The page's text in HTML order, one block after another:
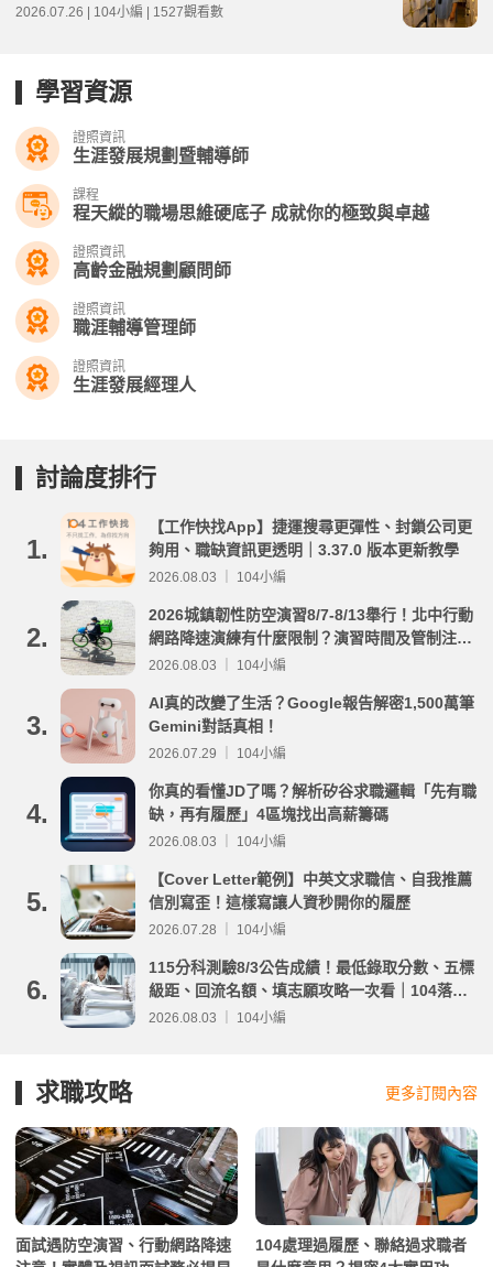
2026.07.26 | 104小編 | 1527觀看數
學習資源
證照資訊
生涯發展規劃暨輔導師
課程
程天縱的職場思維硬底子 成就你的極致與卓越
證照資訊
高齡金融規劃顧問師
證照資訊
職涯輔導管理師
證照資訊
生涯發展經理人
討論度排行
1.
【工作快找App】捷運搜尋更彈性、封鎖公司更
夠用、職缺資訊更透明｜3.37.0 版本更新教學
2026.08.03 ｜ 104小編
2.
2026城鎮韌性防空演習8/7-8/13舉行！北中行動
網路降速演練有什麼限制？演習時間及管制注意
事項整理
2026.08.03 ｜ 104小編
3.
AI真的改變了生活？Google報告解密1,500萬筆
Gemini對話真相！
2026.07.29 ｜ 104小編
4.
你真的看懂JD了嗎？解析矽谷求職邏輯「先有職
缺，再有履歷」4區塊找出高薪籌碼
2026.08.03 ｜ 104小編
5.
【Cover Letter範例】中英文求職信、自我推薦
信別寫歪！這樣寫讓人資秒開你的履歷
2026.07.28 ｜ 104小編
6.
115分科測驗8/3公告成績！最低錄取分數、五標
級距、回流名額、填志願攻略一次看｜104落點
分析
2026.08.03 ｜ 104小編
求職攻略 更多訂閱內容
面試遇防空演習、行動網路降速
104處理過履歷、聯絡過求職者